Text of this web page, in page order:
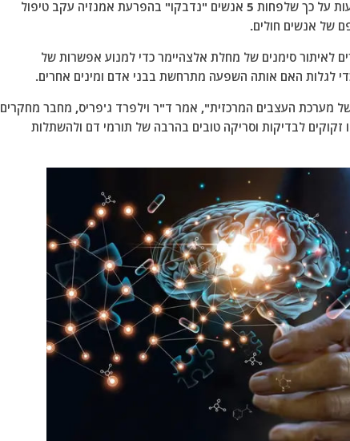
המחקר מגיע על רקע עדויות חזקות מבריטניה המצביעות על כך שלפחות 5 אנשים "נדבקו" בהפרעת אמנזיה עקב טיפול
של אנשים חולים.
לאיתור סימנים של מחלת אלצהיימר כדי למנוע אפשרות של
לגלות האם אותה השפעה מתרחשת בבני אדם ומינים אחרים.
מערכת העצבים המרכזית", אמר ד"ר וילפרד ג'פריס, מחבר מחקרים
זקוקים לבדיקות וסריקה טובים בהרבה של תורמי דם ולהשתלות